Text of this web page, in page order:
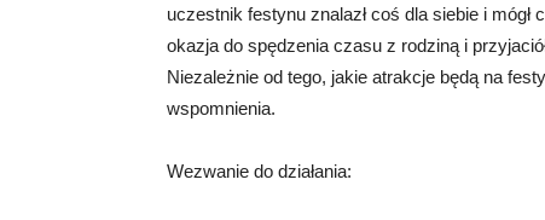
uczestnik festynu znalazł coś dla siebie i
okazja do spędzenia czasu z rodziną i
Niezależnie od tego, jakie atrakcje będą na
wspomnienia.
Wezwanie do działania: